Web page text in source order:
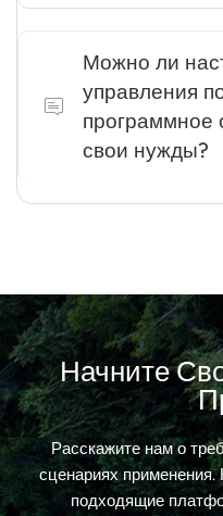
производству.
платформы, включая
интеграцию полезной
на основе
требованиями
Можно ли
управления
программное
свои нужды?
Вопросы глубокой
программного
каждом конкретном
Начните
Расскажите нам о
сценариях
подходящие